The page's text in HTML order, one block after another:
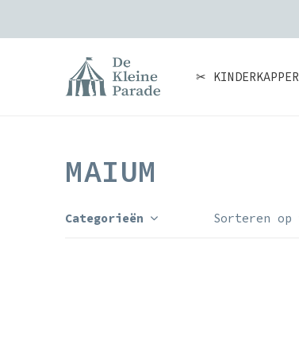
✂ KINDERKAPPER
MAIUM
Categorieën Sorteren op